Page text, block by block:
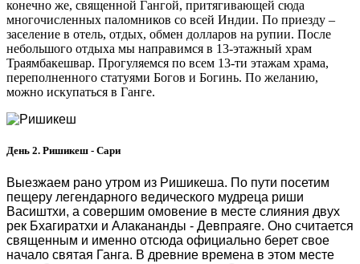
конечно же, священной Гангой, притягивающей сюда
многочисленных паломников со всей Индии. По приезду –
заселение в отель, отдых, обмен долларов на рупии. После
небольшого отдыха мы направимся в 13-этажный храм
Траямбакешвар. Прогуляемся по всем 13-ти этажам храма,
переполненного статуями Богов и Богинь. По желанию,
можно искупаться в Ганге.
День 2. Ришикеш - Сари
Выезжаем рано утром из Ришикеша. По пути посетим
пещеру легендарного ведического мудреца риши
Васиштхи, а совершим омовение в месте слияния двух
рек Бхагиратхи и Алакананды - Девпраяге. Оно считается
священным и именно отсюда официально берет свое
начало святая Ганга. В древние времена в этом месте